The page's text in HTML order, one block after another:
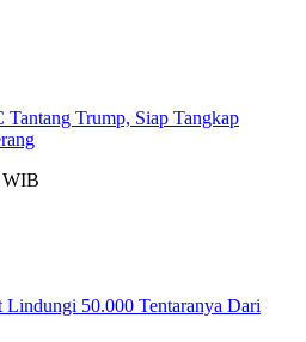
Trump, Siap Tangkap
WIB
50.000 Tentaranya Dari